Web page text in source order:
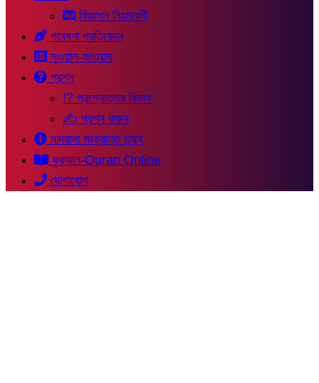
বিজ্ঞাপন নিয়মাবলী
গবেষণা প্রতিবেদন
সুওয়াল-জাওয়াব
প্রশ্ন
⁉ প্রশ্নোত্তর বিভাগ
✍ প্রশ্ন করুন
মাদরাসা সংক্রান্ত তথ্য
কুরআন-Quran Online
যোগাযোগ